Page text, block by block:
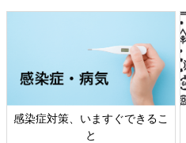
感染症対策、いますぐできるこ
と